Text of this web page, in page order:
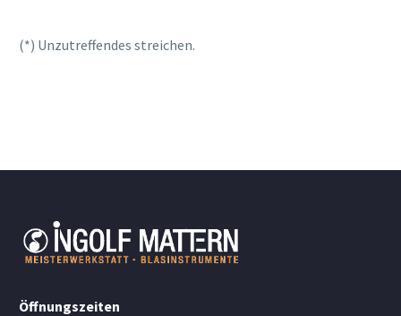
(*) Unzutreffendes streichen.
Öffnungszeiten